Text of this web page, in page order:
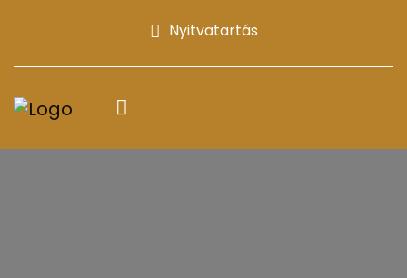
Nyitvatartás